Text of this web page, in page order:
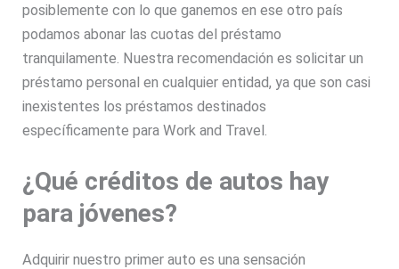
posiblemente con lo que ganemos en ese otro país
podamos abonar las cuotas del préstamo
tranquilamente. Nuestra recomendación es solicitar un
préstamo personal en cualquier entidad, ya que son casi
inexistentes los préstamos destinados
específicamente para Work and Travel.
¿Qué créditos de autos hay
para jóvenes?
Adquirir nuestro primer auto es una sensación